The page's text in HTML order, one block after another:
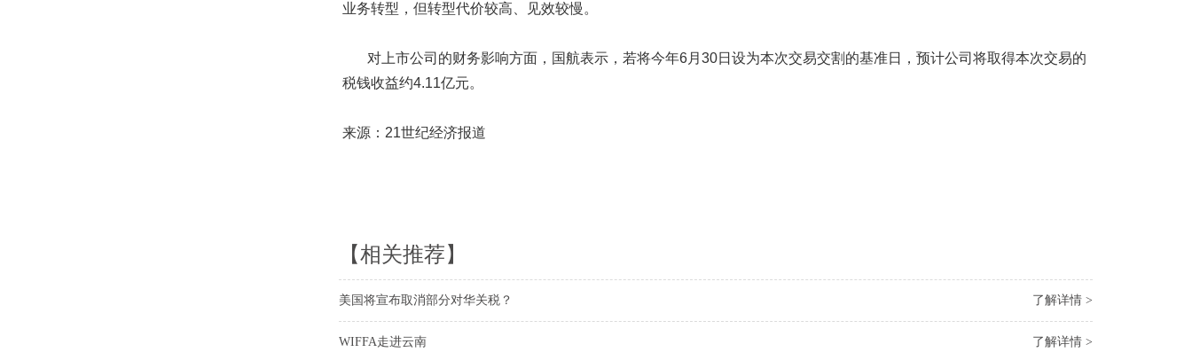
业务转型，但转型代价较高、见效较慢。
对上市公司的财务影响方面，国航表示，若将今年6月30日设为本次交易交割的基准日，预计公司将取得本次交易的
税钱收益约4.11亿元。
来源：21世纪经济报道
【相关推荐】
了解详情 >
美国将宣布取消部分对华关税？
了解详情 >
WIFFA走进云南